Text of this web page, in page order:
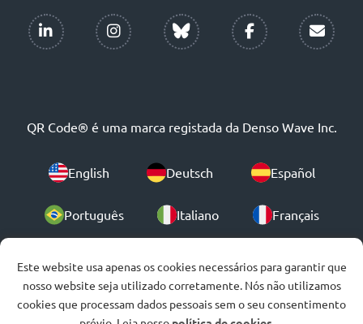
QR Code® é uma marca registada da Denso Wave Inc.
English Deutsch Español
Português Italiano Français
© 2007-2026
Este website usa apenas os cookies necessários para garantir que
nosso website seja utilizado corretamente. Nós não utilizamos
cookies que processam dados pessoais sem o seu consentimento